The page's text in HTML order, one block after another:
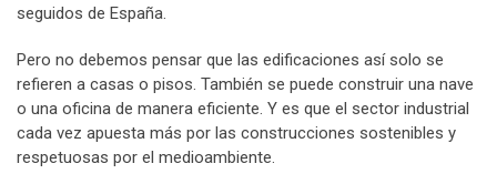
seguidos de España.
Pero no debemos pensar que las edificaciones así solo se
refieren a casas o pisos. También se puede construir una nave
o una oficina de manera eficiente. Y es que el sector industrial
cada vez apuesta más por las construcciones sostenibles y
respetuosas por el medioambiente.